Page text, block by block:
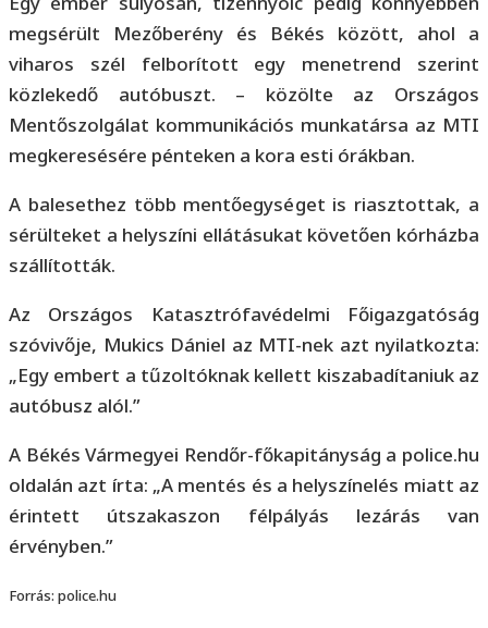
megsérült Mezőberény és Békés között, ahol a
viharos szél felborított egy menetrend szerint
közlekedő autóbuszt. – közölte az Országos
Mentőszolgálat kommunikációs munkatársa az MTI
megkeresésére pénteken a kora esti órákban.
A balesethez több mentőegységet is riasztottak, a
sérülteket a helyszíni ellátásukat követően kórházba
szállították.
Az Országos Katasztrófavédelmi Főigazgatóság
szóvivője, Mukics Dániel az MTI-nek azt nyilatkozta:
„Egy embert a tűzoltóknak kellett kiszabadítaniuk az
autóbusz alól.”
A Békés Vármegyei Rendőr-főkapitányság a police.hu
oldalán azt írta: „A mentés és a helyszínelés miatt az
érintett útszakaszon félpályás lezárás van
érvényben.”
Forrás: police.hu